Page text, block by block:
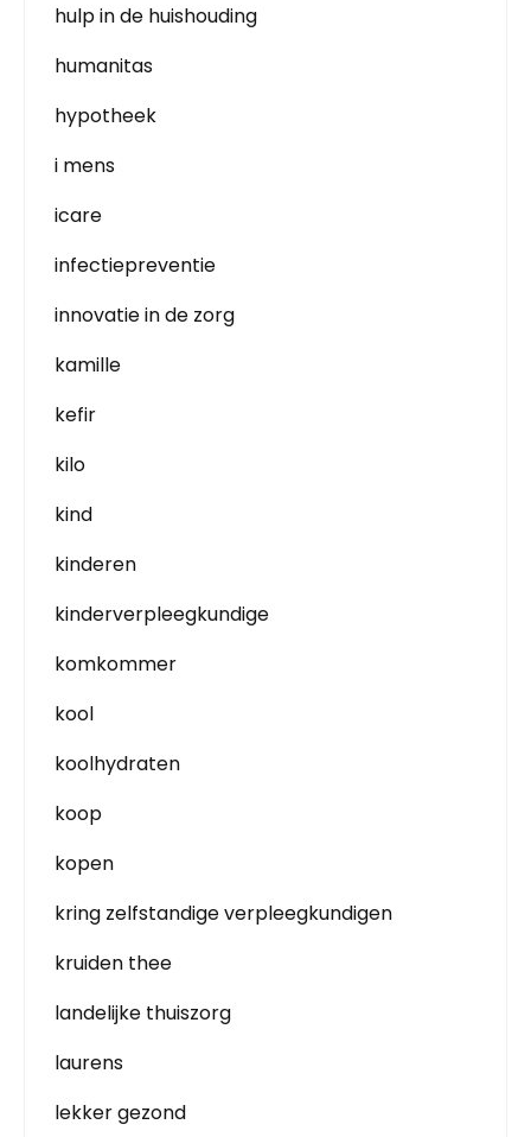
hulp in de huishouding
humanitas
hypotheek
i mens
icare
infectiepreventie
innovatie in de zorg
kamille
kefir
kilo
kind
kinderen
kinderverpleegkundige
komkommer
kool
koolhydraten
koop
kopen
kring zelfstandige verpleegkundigen
kruiden thee
landelijke thuiszorg
laurens
lekker gezond